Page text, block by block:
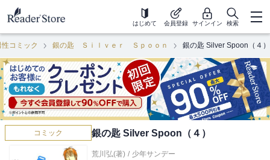
はじめて 会員登録 サインイン 検索
性コミック 銀の匙 Ｓｉｌｖｅｒ Ｓｐｏｏｎ 銀の匙 Silver Spoon（４）
コミック 銀の匙 Silver Spoon（４）
荒川弘(著) / 少年サンデー